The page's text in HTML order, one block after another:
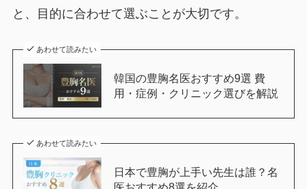
と、目的に合わせて選ぶことが大切です。
あわせて読みたい
韓国の豊胸名医おすすめ9選 費
用・症例・クリニック選びを解説
あわせて読みたい
日本で豊胸が上手い先生は誰？名